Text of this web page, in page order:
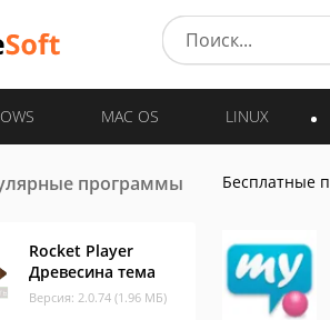
MAC OS LINUX
программы
Rocket Player
Древесина тема
Версия: 2.0.74 (1.96 МБ)
Бесплатные